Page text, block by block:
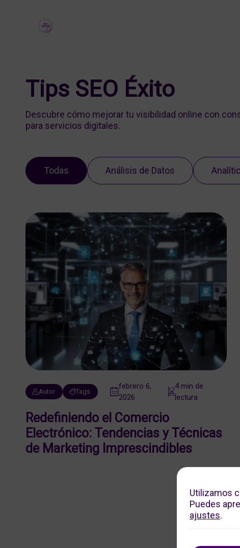
Tips SEO Éxito
Descubre cómo mejorar tu visibilidad online con
para servicios digitales.
Todas Análisis de Datos
Autor Tags
febrero 6,
2026
4 min de
lectura
Redefiniendo el Comercio
Electrónico: Tendencias y Técnicas
de Marketing Imprescindibles
Utilizamos
Puedes
ajustes.